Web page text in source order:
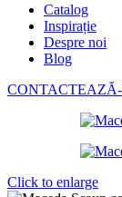
Catalog
Inspirație
Despre noi
Blog
Click to enlarge